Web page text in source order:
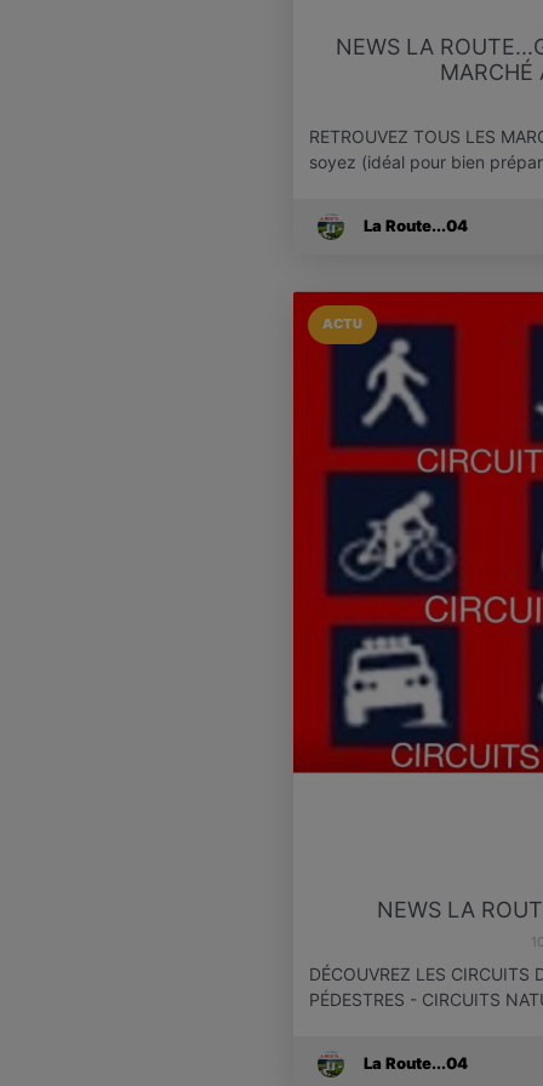
NEWS LA
MARCHÉ
RETROUVEZ TOUS LES
soyez (idéal pour bien
La Route...04
ACTU
NEWS LA
DÉCOUVREZ LES CIRCUITS
PÉDESTRES - CIRCUITS
La Route...04